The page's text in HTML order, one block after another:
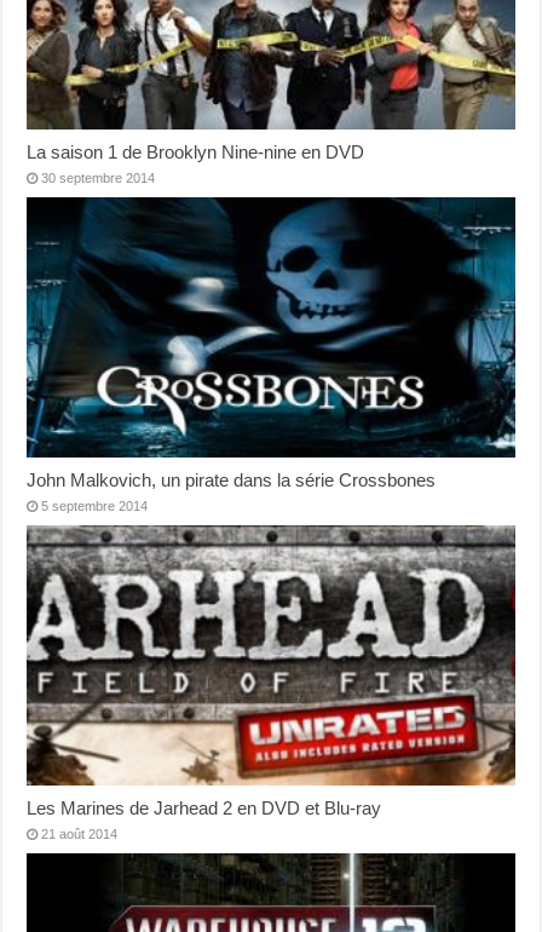
La saison 1 de Brooklyn Nine-nine en DVD
30 septembre 2014
John Malkovich, un pirate dans la série Crossbones
5 septembre 2014
Les Marines de Jarhead 2 en DVD et Blu-ray
21 août 2014